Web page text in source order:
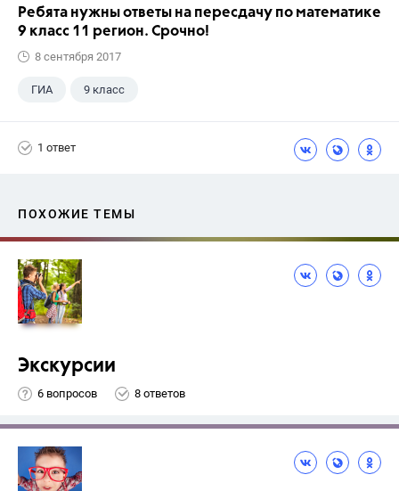
Ребята нужны ответы на пересдачу по математике
9 класс 11 регион. Срочно!
8 сентября 2017
ГИА 9 класс
1 ответ
ПОХОЖИЕ ТЕМЫ
Экскурсии
6 вопросов 8 ответов